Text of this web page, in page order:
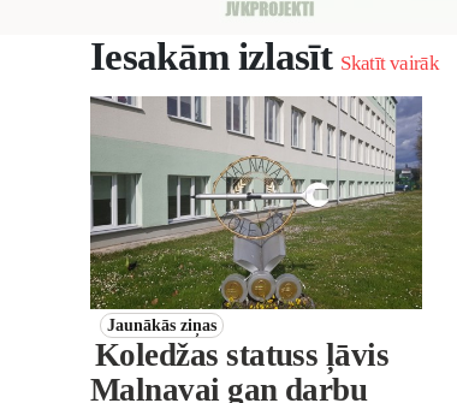
Iesakām izlasīt Skatīt vairāk
Jaunākās ziņas
Koledžas statuss ļāvis
Malnavai gan darbu